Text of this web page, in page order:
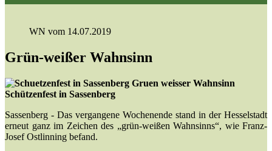
WN vom 14.07.2019
Grün-weißer Wahnsinn
Schützenfest in Sassenberg
Sassenberg - Das vergangene Wochenende stand in der Hesselstadt
erneut ganz im Zeichen des „grün-weißen Wahnsinns“, wie Franz-
Josef Ostlinning befand.